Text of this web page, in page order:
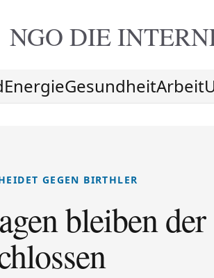
NGO DIE
EnergieGesundheitArbeit
GEGEN BIRTHLER
bleiben der